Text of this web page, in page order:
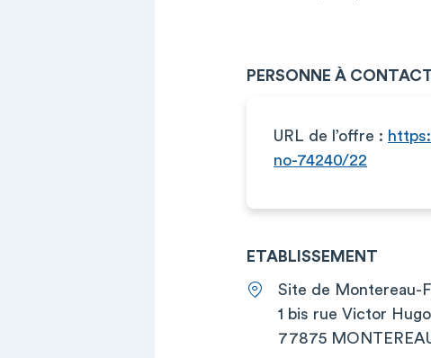
PERSONNE À
URL de l’offre :
no-74240/22
ETABLISSEMENT
Site de Montereau-
1 bis rue Victor Hugo
77875